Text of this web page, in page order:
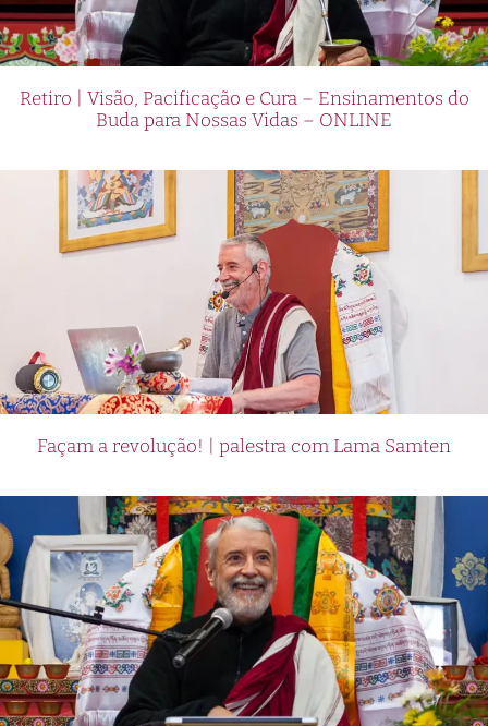
Retiro | Visão, Pacificação e Cura – Ensinamentos do
Buda para Nossas Vidas – ONLINE
Façam a revolução! | palestra com Lama Samten